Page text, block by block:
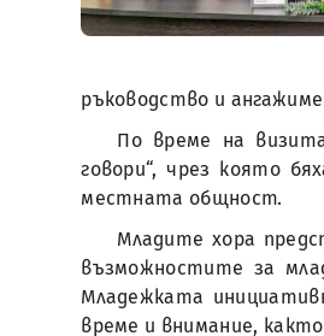
ръководство и
По време на
говори“, чрез която
местната общност.
Младите хора
възможностите за
Младежката
време и внимание,